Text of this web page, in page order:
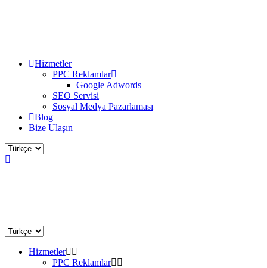
Hizmetler
PPC Reklamlar
Google Adwords
SEO Servisi
Sosyal Medya Pazarlaması
Blog
Bize Ulaşın
Hizmetler
PPC Reklamlar